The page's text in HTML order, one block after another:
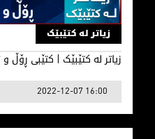
زیاتر لە کتێبێک | كتێبی
زیاتر لە کتێبێک
زیاتر لە کتێبێک | كتێبی ڕۆڵ
2022-12-07 16:00